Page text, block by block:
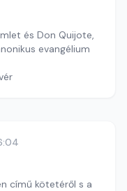
és Don Quijote,
evangélium
című kötetéről s a